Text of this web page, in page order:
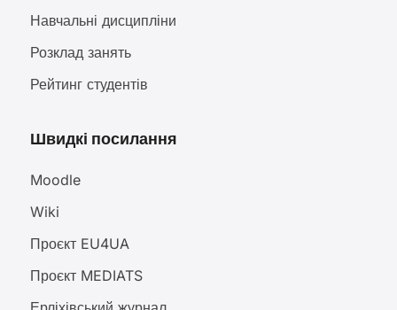
Навчальні дисципліни
Розклад занять
Рейтинг студентів
Швидкі посилання
Moodle
Wiki
Проєкт EU4UA
Проєкт MEDIATS